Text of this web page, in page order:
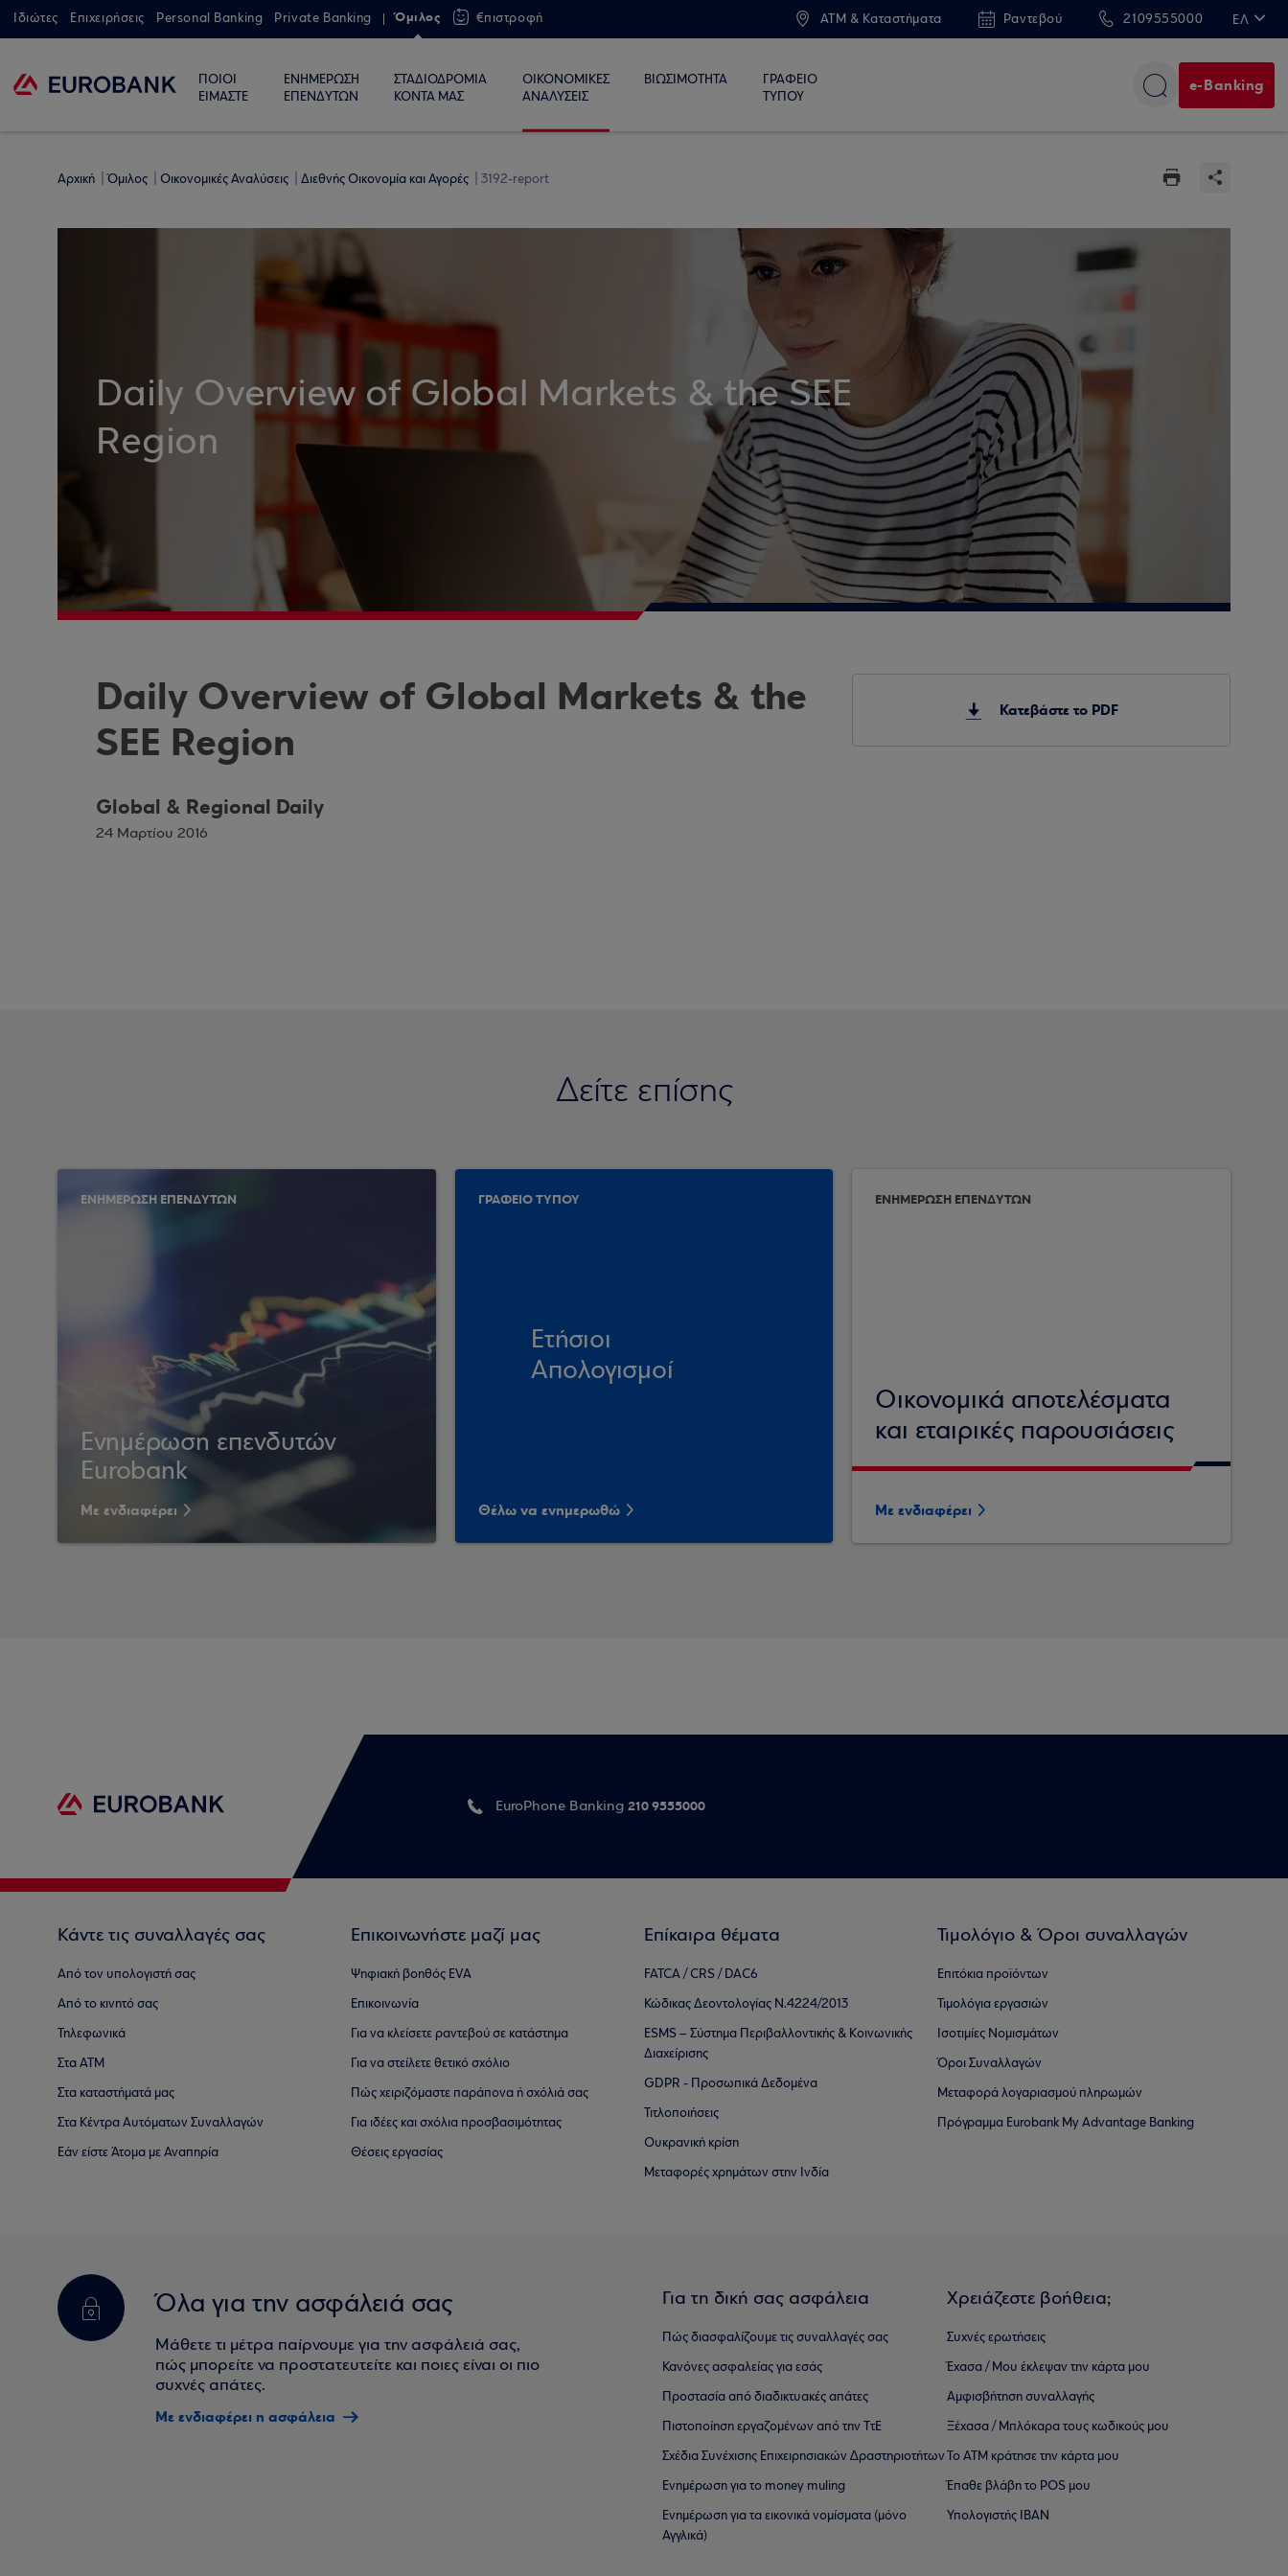
Ιδιώτες Επιχειρήσεις Personal Banking Private Banking Όμιλος €πιστροφή ATM & Καταστήματα Ραντεβού 2109555000 ΕΛ
ΠΟΙΟΙ
ΕΙΜΑΣΤΕ
ΕΝΗΜΕΡΩΣΗ
ΕΠΕΝΔΥΤΩΝ
ΣΤΑΔΙΟΔΡΟΜΙΑ
ΚΟΝΤΑ ΜΑΣ
ΟΙΚΟΝΟΜΙΚΕΣ
ΑΝΑΛΥΣΕΙΣ
ΒΙΩΣΙΜΟΤΗΤΑ
ΓΡΑΦΕΙΟ
ΤΥΠΟΥ
e-Banking
Αρχική Όμιλος Οικονομικές Αναλύσεις Διεθνής Οικονομία και Αγορές 3192-report
Daily Overview of Global Markets & the SEE
Region
Daily Overview of Global Markets & the
SEE Region
Global & Regional Daily
24 Μαρτίου 2016
Κατεβάστε το PDF
Δείτε επίσης
ΕΝΗΜΕΡΩΣΗ ΕΠΕΝΔΥΤΩΝ
Ενημέρωση επενδυτών
Eurobank
Με ενδιαφέρει
ΓΡΑΦΕΙΟ ΤΥΠΟΥ
Ετήσιοι
Απολογισμοί
Θέλω να ενημερωθώ
ΕΝΗΜΕΡΩΣΗ ΕΠΕΝΔΥΤΩΝ
Οικονομικά αποτελέσματα
και εταιρικές παρουσιάσεις
Με ενδιαφέρει
EuroPhone Banking 210 9555000
Κάντε τις συναλλαγές σας
Από τον υπολογιστή σας
Από το κινητό σας
Τηλεφωνικά
Στα ΑΤΜ
Στα καταστήματά μας
Στα Κέντρα Αυτόματων Συναλλαγών
Εάν είστε Άτομα με Αναπηρία
Επικοινωνήστε μαζί μας
Ψηφιακή βοηθός EVA
Επικοινωνία
Για να κλείσετε ραντεβού σε κατάστημα
Για να στείλετε θετικό σχόλιο
Πώς χειριζόμαστε παράπονα ή σχόλιά σας
Για ιδέες και σχόλια προσβασιμότητας
Θέσεις εργασίας
Επίκαιρα θέματα
FATCA / CRS / DAC6
Κώδικας Δεοντολογίας Ν.4224/2013
ESMS – Σύστημα Περιβαλλοντικής & Κοινωνικής
Διαχείρισης
GDPR - Προσωπικά Δεδομένα
Τιτλοποιήσεις
Ουκρανική κρίση
Μεταφορές χρημάτων στην Ινδία
Τιμολόγιο & Όροι συναλλαγών
Επιτόκια προϊόντων
Τιμολόγια εργασιών
Ισοτιμίες Νομισμάτων
Όροι Συναλλαγών
Μεταφορά λογαριασμού πληρωμών
Πρόγραμμα Eurobank My Advantage Banking
Όλα για την ασφάλειά σας
Μάθετε τι μέτρα παίρνουμε για την ασφάλειά σας,
πώς μπορείτε να προστατευτείτε και ποιες είναι οι πιο
συχνές απάτες.
Με ενδιαφέρει η ασφάλεια
Για τη δική σας ασφάλεια
Πώς διασφαλίζουμε τις συναλλαγές σας
Κανόνες ασφαλείας για εσάς
Προστασία από διαδικτυακές απάτες
Πιστοποίηση εργαζομένων από την ΤτΕ
Σχέδια Συνέχισης Επιχειρησιακών ∆ραστηριοτήτων
Ενημέρωση για το money muling
Ενημέρωση για τα εικονικά νομίσματα (μόνο
Αγγλικά)
Χρειάζεστε βοήθεια;
Συχνές ερωτήσεις
Έχασα / Μου έκλεψαν την κάρτα μου
Αμφισβήτηση συναλλαγής
Ξέχασα / Μπλόκαρα τους κωδικούς μου
Το ΑΤΜ κράτησε την κάρτα μου
Έπαθε βλάβη το POS μου
Υπολογιστής IBAN